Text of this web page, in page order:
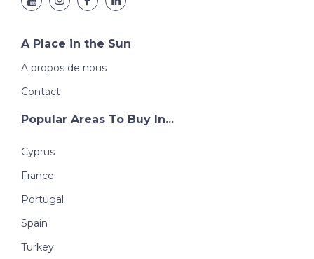
A Place in the Sun
A propos de nous
Contact
Popular Areas To Buy In...
Cyprus
France
Portugal
Spain
Turkey